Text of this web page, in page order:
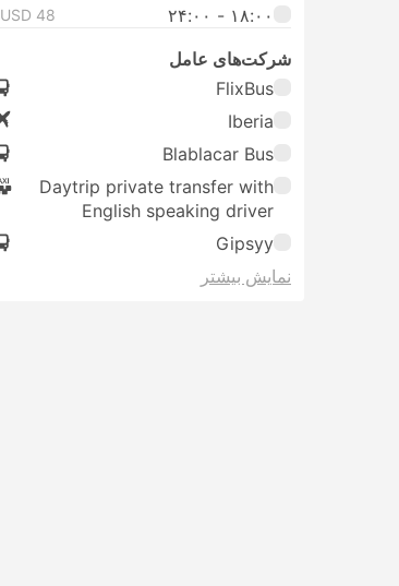
۱۸:۰۰ - ۲۴:۰۰ USD 48+
شرکت‌های عامل
FlixBus
Iberia
Blablacar Bus
Daytrip private transfer with
English speaking driver
Gipsyy
نمایش بیشتر